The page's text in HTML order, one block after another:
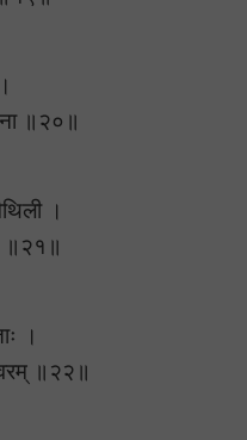
॥२०॥
।
॥२१॥
।
॥२२॥